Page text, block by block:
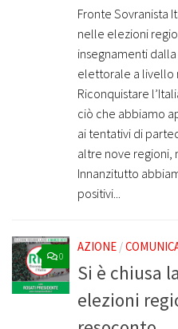
Fronte Sovranista
nelle elezioni
insegnamenti
elettorale a livello
Riconquistare
ciò che abbiamo
ai tentativi di
altre nove regioni,
Innanzitutto
positivi...
0
AZIONE /
Si è chiusa
elezioni